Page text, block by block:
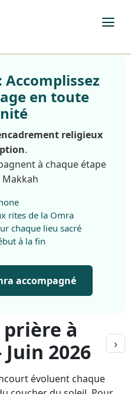
Accomplissez
en toute
religieux
.
à chaque étape
Makkah
rites de la Omra
chaque lieu sacré
à la fin
accompagné
à
2026
›
évoluent chaque